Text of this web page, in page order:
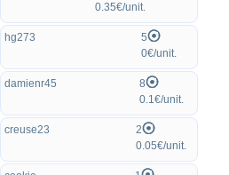
0.35€/unit.
hg273
5
0€/unit.
damienr45
8
0.1€/unit.
creuse23
2
0.05€/unit.